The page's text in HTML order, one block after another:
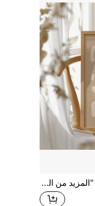
1 قطعة طباعة على قماش "المزيد من الحب من فضلك" ديكور جداري فني حداثي بألوان بيج وكراميل للغرفة والمكتب وغرفة المعيشة والكافيه والسكن الجامعي، تصميم حبر على قماش، لوحة فنية للمعيشة، فن جداري حداثي، تصميم فني للهدايا، إطار اختياري